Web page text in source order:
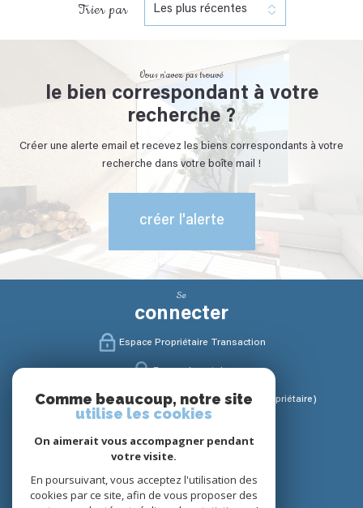
Trier par Les plus récentes
Vous n'avez pas trouvé
le bien correspondant à votre
recherche ?
Créer une alerte email et recevez les biens correspondants à votre
recherche dans votre boîte mail !
créer l'alerte
Se
connecter
Espace Propriétaire Transaction
Espace Locataire
Espace Gestion / Syndic (Propriétaire / Copropriétaire)
suivre
Comme beaucoup, notre site
utilise les cookies
On aimerait vous accompagner pendant
votre visite.
En poursuivant, vous acceptez l'utilisation des
cookies par ce site, afin de vous proposer des